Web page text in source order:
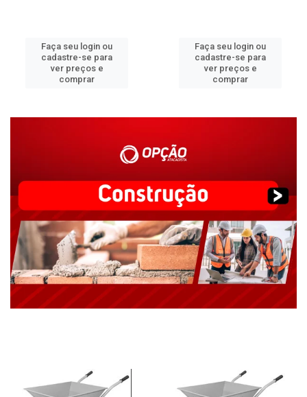
Faça seu login ou
cadastre-se para
ver preços e
comprar
Faça seu login ou
cadastre-se para
ver preços e
comprar